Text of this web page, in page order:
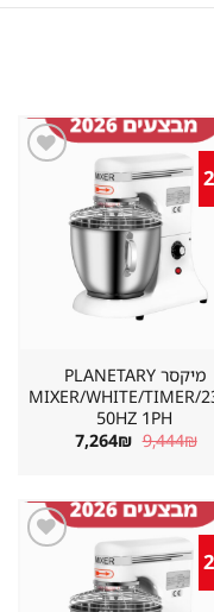
במועדפים
מיקסר PLANETARY
MIXER/WHITE/TIMER/
50HZ 1PH
9,444₪ המחיר
7,264₪ המחיר
הנוכחי
במועדפים